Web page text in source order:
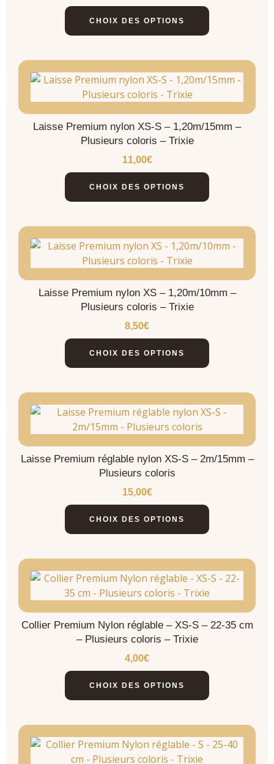
CHOIX DES OPTIONS
Laisse Premium nylon XS-S – 1,20m/15mm –
Plusieurs coloris – Trixie
11,00€
CHOIX DES OPTIONS
Laisse Premium nylon XS – 1,20m/10mm –
Plusieurs coloris – Trixie
8,50€
CHOIX DES OPTIONS
Laisse Premium réglable nylon XS-S – 2m/15mm –
Plusieurs coloris
15,00€
CHOIX DES OPTIONS
Collier Premium Nylon réglable – XS-S – 22-35 cm
– Plusieurs coloris – Trixie
4,00€
CHOIX DES OPTIONS